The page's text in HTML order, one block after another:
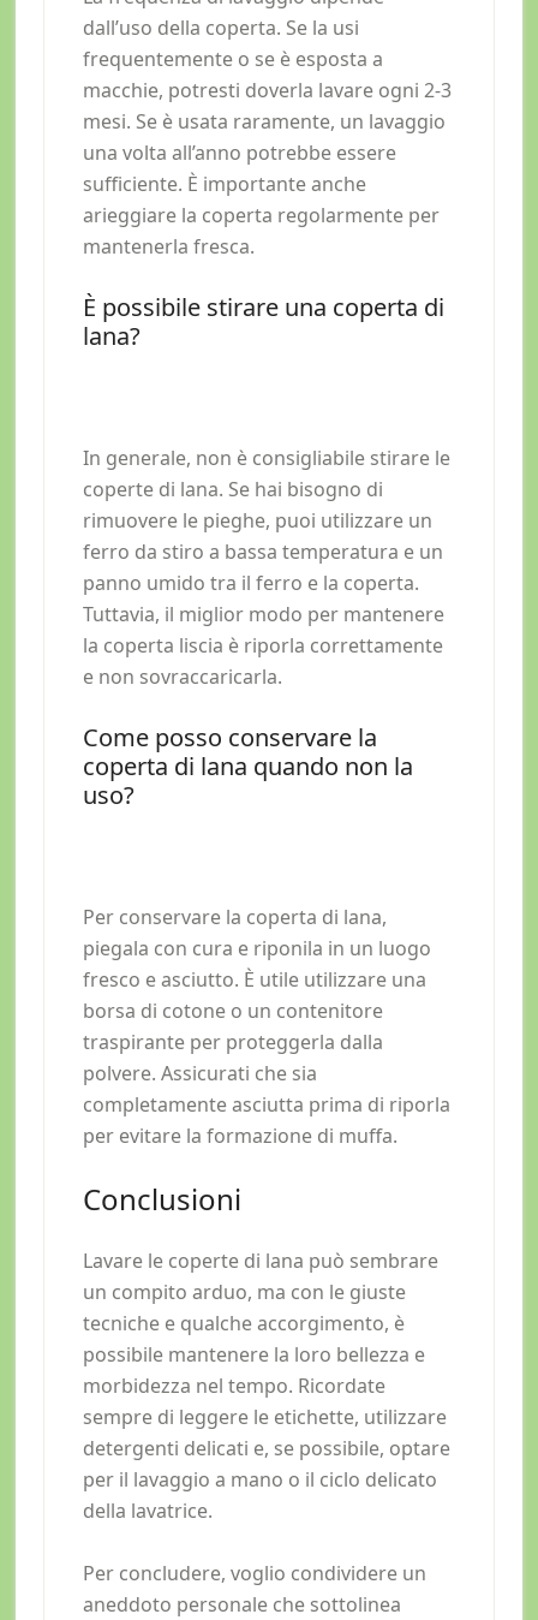
dall’uso della coperta. Se la usi
frequentemente o se è esposta a
macchie, potresti doverla lavare ogni 2-3
mesi. Se è usata raramente, un lavaggio
una volta all’anno potrebbe essere
sufficiente. È importante anche
arieggiare la coperta regolarmente per
mantenerla fresca.
È possibile stirare una coperta di
lana?
In generale, non è consigliabile stirare le
coperte di lana. Se hai bisogno di
rimuovere le pieghe, puoi utilizzare un
ferro da stiro a bassa temperatura e un
panno umido tra il ferro e la coperta.
Tuttavia, il miglior modo per mantenere
la coperta liscia è riporla correttamente
e non sovraccaricarla.
Come posso conservare la
coperta di lana quando non la
uso?
Per conservare la coperta di lana,
piegala con cura e riponila in un luogo
fresco e asciutto. È utile utilizzare una
borsa di cotone o un contenitore
traspirante per proteggerla dalla
polvere. Assicurati che sia
completamente asciutta prima di riporla
per evitare la formazione di muffa.
Conclusioni
Lavare le coperte di lana può sembrare
un compito arduo, ma con le giuste
tecniche e qualche accorgimento, è
possibile mantenere la loro bellezza e
morbidezza nel tempo. Ricordate
sempre di leggere le etichette, utilizzare
detergenti delicati e, se possibile, optare
per il lavaggio a mano o il ciclo delicato
della lavatrice.
Per concludere, voglio condividere un
aneddoto personale che sottolinea